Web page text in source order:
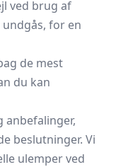
ved brug af
for en
de mest
du kan
anbefalinger,
beslutninger. Vi
ulemper ved